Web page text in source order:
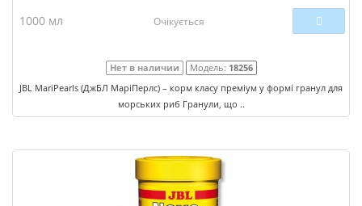
1000 мл
Очікується
Нет в наличии Модель: 18256
JBL MariPearls (ДжБЛ МаріПерлс) – корм класу преміум у формі гранул для
морських риб Гранули, що ..